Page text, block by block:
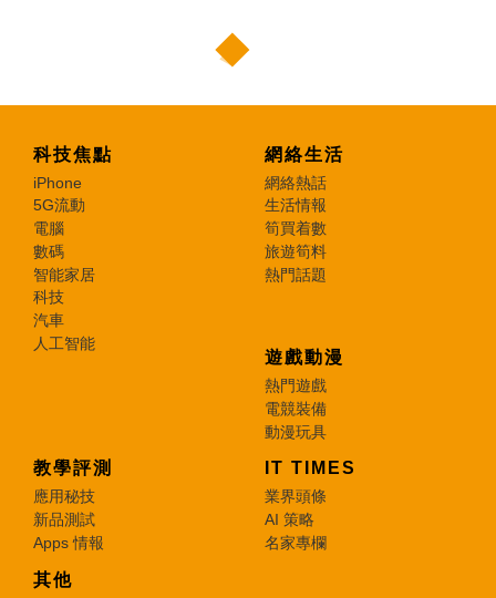
科技焦點
iPhone
5G流動
電腦
數碼
智能家居
科技
汽車
人工智能
網絡生活
網絡熱話
生活情報
筍買着數
旅遊筍料
熱門話題
遊戲動漫
熱門遊戲
電競裝備
動漫玩具
教學評測
應用秘技
新品測試
Apps 情報
IT TIMES
業界頭條
AI 策略
名家專欄
其他